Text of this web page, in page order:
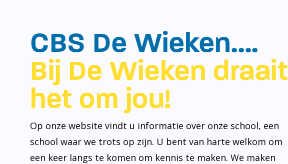
CBS De Wieken….
Bij De Wieken draait
het om jou!
Op onze website vindt u informatie over onze school, een
school waar we trots op zijn. U bent van harte welkom om
een keer langs te komen om kennis te maken. We maken